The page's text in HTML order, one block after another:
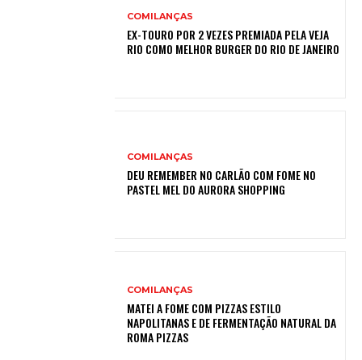
COMILANÇAS
EX-TOURO POR 2 VEZES PREMIADA PELA VEJA
RIO COMO MELHOR BURGER DO RIO DE JANEIRO
COMILANÇAS
DEU REMEMBER NO CARLÃO COM FOME NO
PASTEL MEL DO AURORA SHOPPING
COMILANÇAS
MATEI A FOME COM PIZZAS ESTILO
NAPOLITANAS E DE FERMENTAÇÃO NATURAL DA
ROMA PIZZAS